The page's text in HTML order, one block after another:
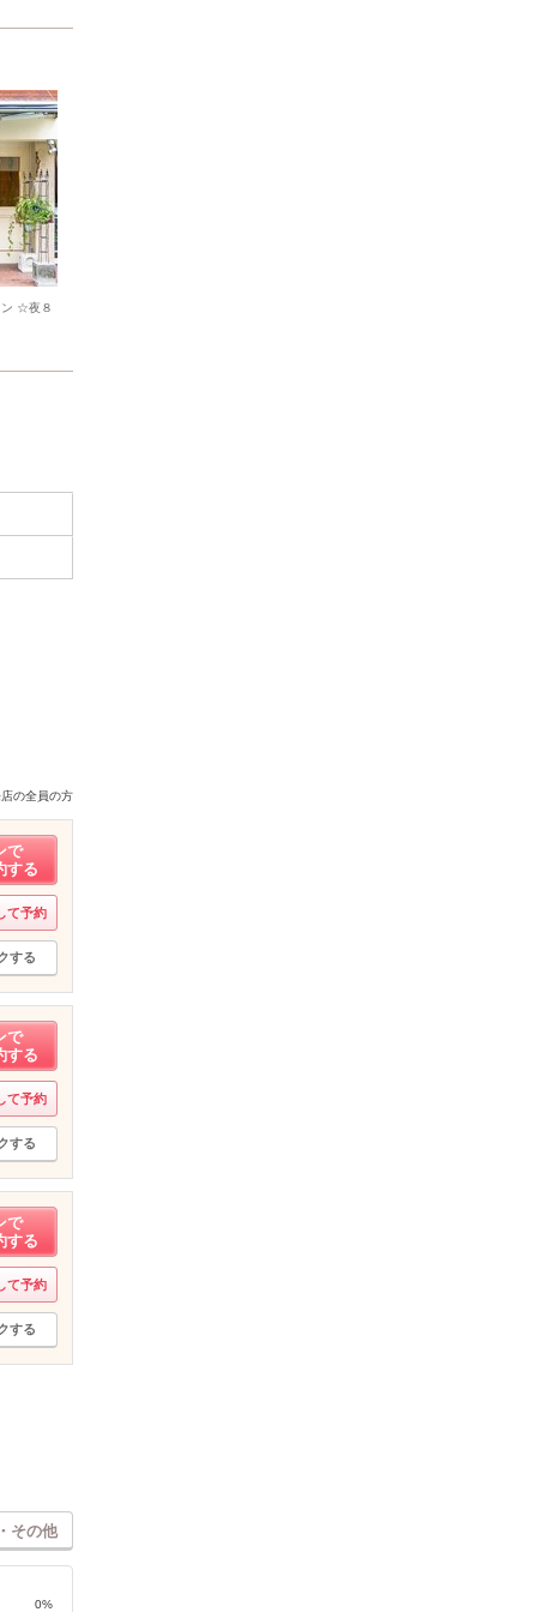
ン ☆夜８
の全員の方
で
する
て予約
する
で
する
て予約
する
で
する
て予約
する
その他
0%